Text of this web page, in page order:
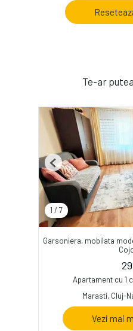
Te-ar
1 / 7
Previous
Garsoniera, mobilata
Apartament cu 1
Marasti, Cluj-
Vezi mai